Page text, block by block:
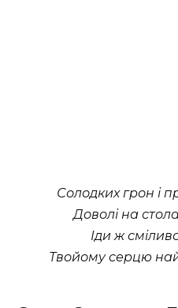
Солодких грон i
Доволi на
Iди ж
Твойому серцю